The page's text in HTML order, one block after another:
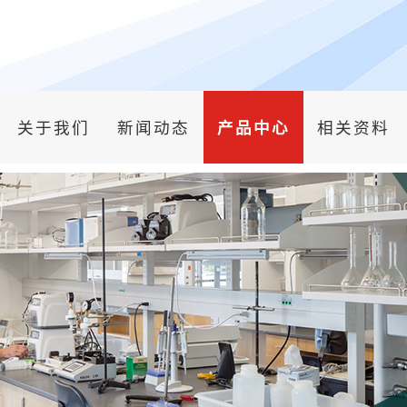
关于我们 新闻动态 产品中心 相关资料